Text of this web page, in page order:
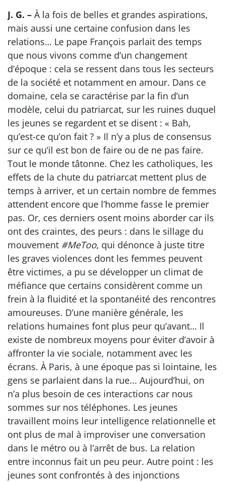
J. G. – À la fois de belles et grandes aspirations,
mais aussi une certaine confusion dans les
relations… Le pape François parlait des temps
que nous vivons comme d’un changement
d’époque : cela se ressent dans tous les secteurs
de la société et notamment en amour. Dans ce
domaine, cela se caractérise par la fin d’un
modèle, celui du patriarcat, sur les ruines duquel
les jeunes se regardent et se disent : « Bah,
qu’est-ce qu’on fait ? » Il n’y a plus de consensus
sur ce qu’il est bon de faire ou de ne pas faire.
Tout le monde tâtonne. Chez les catholiques, les
effets de la chute du patriarcat mettent plus de
temps à arriver, et un certain nombre de femmes
attendent encore que l’homme fasse le premier
pas. Or, ces derniers osent moins aborder car ils
ont des craintes, des peurs : dans le sillage du
mouvement #MeToo, qui dénonce à juste titre
les graves violences dont les femmes peuvent
être victimes, a pu se développer un climat de
méfiance que certains considèrent comme un
frein à la fluidité et la spontanéité des rencontres
amoureuses. D’une manière générale, les
relations humaines font plus peur qu’avant… Il
existe de nombreux moyens pour éviter d’avoir à
affronter la vie sociale, notamment avec les
écrans. À Paris, à une époque pas si lointaine, les
gens se parlaient dans la rue... Aujourd’hui, on
n’a plus besoin de ces interactions car nous
sommes sur nos téléphones. Les jeunes
travaillent moins leur intelligence relationnelle et
ont plus de mal à improviser une conversation
dans le métro ou à l’arrêt de bus. La relation
entre inconnus fait un peu peur. Autre point : les
jeunes sont confrontés à des injonctions